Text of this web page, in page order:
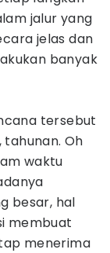
jalur yang
jelas dan
banyak
tersebut
Oh
waktu
besar, hal
membuat
menerima